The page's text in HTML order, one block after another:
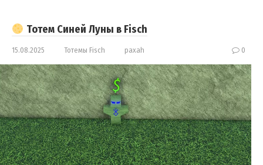
Тотем Синей Луны в Fisch
15.08.2025 Тотемы Fisch paxah 0